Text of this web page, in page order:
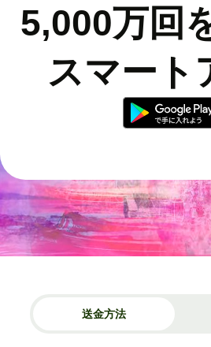
5,000万回
スマート
送金方法